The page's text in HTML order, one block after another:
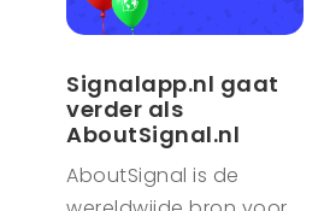
Signalapp.nl gaat
verder als
AboutSignal.nl
AboutSignal is de